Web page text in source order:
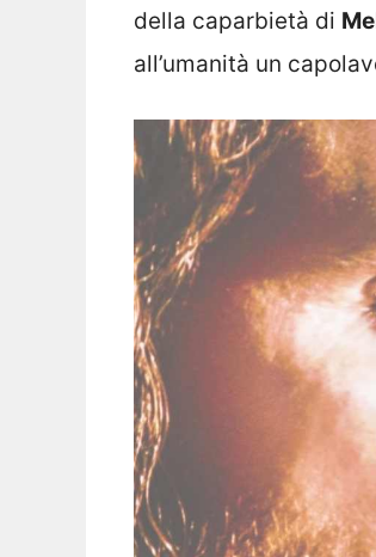
della caparbietà di
all’umanità un